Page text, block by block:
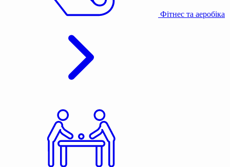
Фітнес та аеробіка